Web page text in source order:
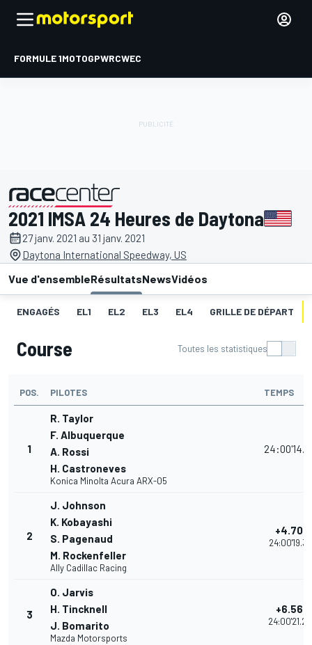
FORMULE 1MOTOGPWRCWEC
présenté par
2021 IMSA 24 Heures de Daytona
27 janv. 2021 au 31 janv. 2021
Daytona International Speedway, US
Vue d'ensembleRésultatsNewsVidéos
ENGAGÉS EL1 EL2 EL3 EL4 GRILLE DE DÉPART
Course Toutes les statistiques
POS. PILOTES TEMPS
1
R. Taylor
F. Albuquerque
A. Rossi
H. Castroneves
Konica Minolta Acura ARX-05
2
J. Johnson
K. Kobayashi
S. Pagenaud
M. Rockenfeller
Ally Cadillac Racing
+4.704
3
O. Jarvis
H. Tincknell
J. Bomarito
Mazda Motorsports
+6.562